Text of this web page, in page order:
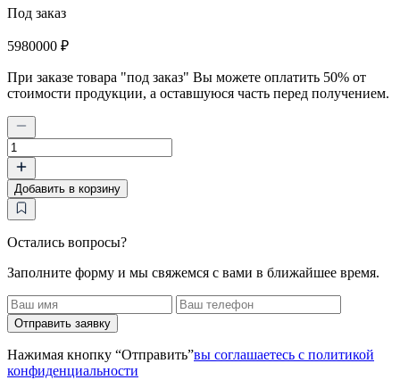
Под заказ
5980000 ₽
При заказе товара "под заказ" Вы можете оплатить 50% от
стоимости продукции, а оставшуюся часть перед получением.
Количество
товара
HP-
DRY1200
PN400
Адсорбционный
осушитель
давления
Добавить в корзину
Остались вопросы?
Заполните форму и мы свяжемся с вами в ближайшее время.
Отправить заявку
Нажимая кнопку “Отправить”вы соглашаетесь с политикой
конфиденциальности